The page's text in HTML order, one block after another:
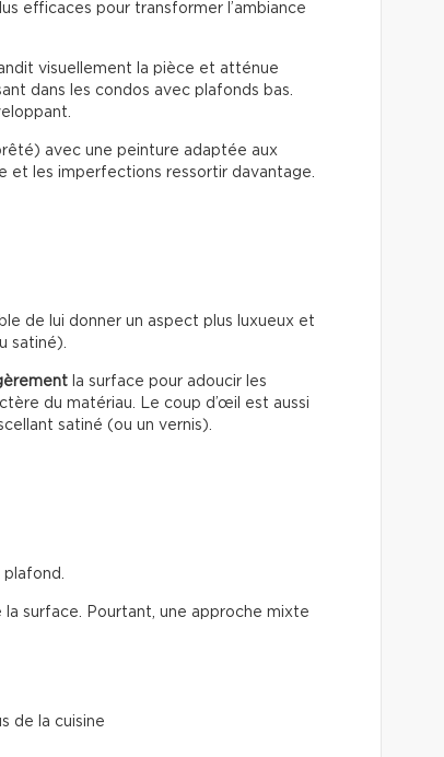
efficaces pour transformer l’ambiance
visuellement la pièce et atténue
dans les condos avec plafonds bas.
avec une peinture adaptée aux
et les imperfections ressortir davantage.
de lui donner un aspect plus luxueux et
satiné).
la surface pour adoucir les
du matériau. Le coup d’œil est aussi
satiné (ou un vernis).
plafond.
surface. Pourtant, une approche mixte
de la cuisine